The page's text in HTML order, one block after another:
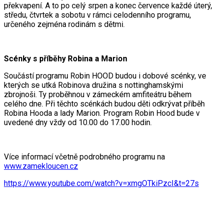
překvapení. A to po celý srpen a konec července každé úterý,
středu, čtvrtek a sobotu v rámci celodenního programu,
určeného zejména rodinám s dětmi.
Scénky s příběhy Robina a Marion
Součástí programu Robin HOOD budou i dobové scénky, ve
kterých se utká Robinova družina s nottinghamskými
zbrojnoši. Ty proběhnou v zámeckém amfiteátru během
celého dne. Při těchto scénkách budou děti odkrývat příběh
Robina Hooda a lady Marion. Program Robin Hood bude v
uvedené dny vždy od 10.00 do 17.00 hodin.
Více informací včetně podrobného programu na
www.zamekloucen.cz
https://www.youtube.com/watch?v=xmgOTkiPzcI&t=27s